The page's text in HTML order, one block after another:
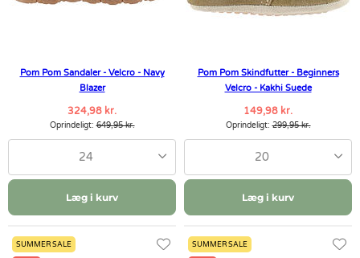
Pom Pom Sandaler - Velcro - Navy
Blazer
324,98 kr.
Oprindeligt:649,95 kr.
24
Læg i kurv
Pom Pom Skindfutter - Beginners
Velcro - Kakhi Suede
149,98 kr.
Oprindeligt:299,95 kr.
20
Læg i kurv
SUMMER SALE SUMMER SALE